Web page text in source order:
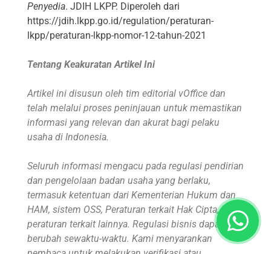
Penyedia. JDIH LKPP. Diperoleh dari
https://jdih.lkpp.go.id/regulation/peraturan-
lkpp/peraturan-lkpp-nomor-12-tahun-2021
Tentang Keakuratan Artikel Ini
Artikel ini disusun oleh tim editorial vOffice dan
telah melalui proses peninjauan untuk memastikan
informasi yang relevan dan akurat bagi pelaku
usaha di Indonesia.
Seluruh informasi mengacu pada regulasi pendirian
dan pengelolaan badan usaha yang berlaku,
termasuk ketentuan dari Kementerian Hukum dan
HAM, sistem OSS, Peraturan terkait Hak Cipta, serta
peraturan terkait lainnya. Regulasi bisnis dapat
berubah sewaktu-waktu. Kami menyarankan